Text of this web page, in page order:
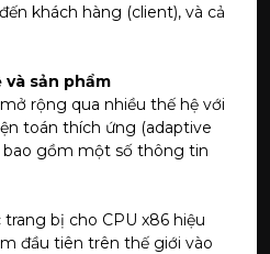
khách hàng (client), và cả
sản phẩm
rộng qua nhiều thế hệ với
toán thích ứng (adaptive
gồm một số thông tin
trang bị cho CPU x86 hiệu
đầu tiên trên thế giới vào